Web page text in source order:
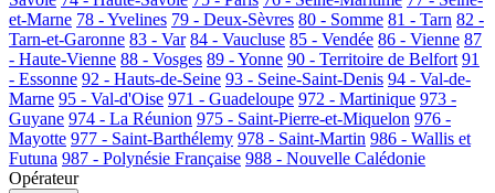
et-Marne 78 - Yvelines 79 - Deux-Sèvres 80 - Somme 81 - Tarn 82 -
Tarn-et-Garonne 83 - Var 84 - Vaucluse 85 - Vendée 86 - Vienne 87
- Haute-Vienne 88 - Vosges 89 - Yonne 90 - Territoire de Belfort 91
- Essonne 92 - Hauts-de-Seine 93 - Seine-Saint-Denis 94 - Val-de-
Marne 95 - Val-d'Oise 971 - Guadeloupe 972 - Martinique 973 -
Guyane 974 - La Réunion 975 - Saint-Pierre-et-Miquelon 976 -
Mayotte 977 - Saint-Barthélemy 978 - Saint-Martin 986 - Wallis et
Futuna 987 - Polynésie Française 988 - Nouvelle Calédonie
Opérateur